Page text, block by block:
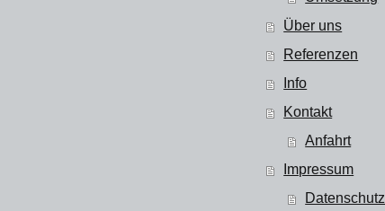
Über uns
Referenzen
Info
Kontakt
Anfahrt
Impressum